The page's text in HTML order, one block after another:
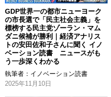
GDP世界一の都市ニューヨーク
の市長選で「民主社会主義」を
標榜する民主党ゾーラン・マム
ダニ候補が勝利｜経済アナリス
トの安田佐和子さんに聞く イノ
ベーション読書 ニュースがも
う一歩深くわかる
執筆者： イノベーション読書
2025年11月10日